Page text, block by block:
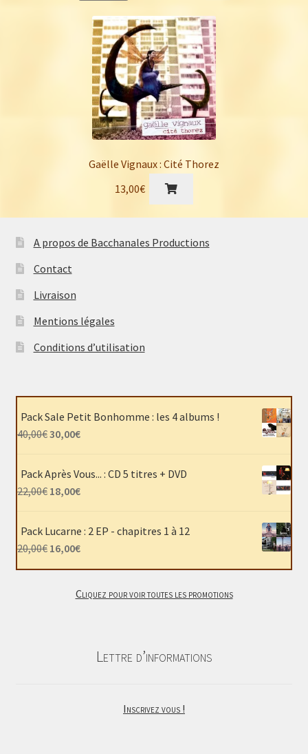
initial
était :
24,00€.
actuel
est :
20,00€.
Gaëlle Vignaux : Cité Thorez
13,00€
A propos de Bacchanales Productions
Contact
Livraison
Mentions légales
Conditions d’utilisation
Pack Sale Petit Bonhomme : les 4 albums !
40,00€ Le
initial
était :
40,00€.
30,00€Le
Pack Après Vous... : CD 5 titres + DVD
22,00€ Le
22,00€.
18,00€Le
actuel
Pack Lucarne : 2 EP - chapitres 1 à 12
20,00€ Le
était :
16,00€Le
est :
Cliquez pour voir toutes les promotions
Lettre d’informations
Inscrivez vous !